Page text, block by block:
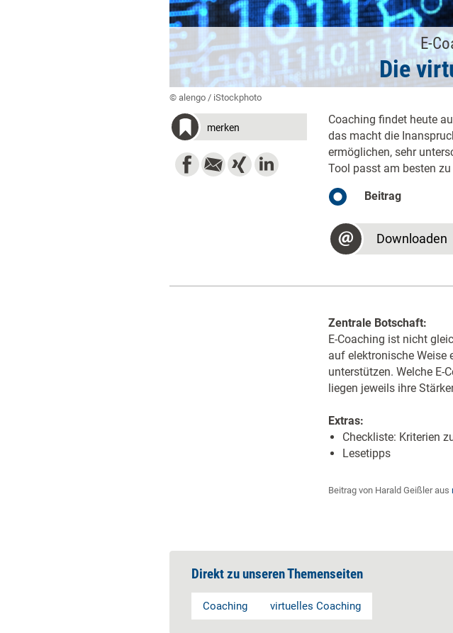
E-
Die
© alengo / iStockphoto
merken
Coaching findet heute
das macht die
ermöglichen, sehr
Tool passt am besten
Beitrag
Downloaden
Zentrale Botschaft:
E-Coaching ist nicht
auf elektronische Weise
unterstützen. Welche E-
liegen jeweils ihre
Extras:
Checkliste: Kriterien
Lesetipps
Beitrag von Harald Geißler aus
Direkt zu unseren Themenseiten
Coaching virtuelles Coaching